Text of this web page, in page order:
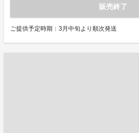
販売終了
ご提供予定時期：3月中旬より順次発送